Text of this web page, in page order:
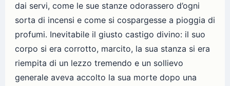
dai servi, come le sue stanze odorassero d’ogni
sorta di incensi e come si cospargesse a pioggia di
profumi. Inevitabile il giusto castigo divino: il suo
corpo si era corrotto, marcito, la sua stanza si era
riempita di un lezzo tremendo e un sollievo
generale aveva accolto la sua morte dopo una